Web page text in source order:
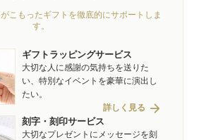
こもったギフトを徹底的にサポートしま
す。
ギフトラッピングサービス
大切な人に感謝の気持ちを送りた
い、特別なイベントを豪華に演出し
たい。
詳しく見る arrow_forward
刻字・刻印サービス
大切なプレゼントにメッセージを刻